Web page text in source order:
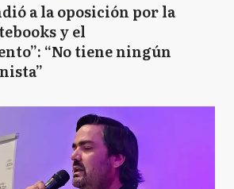
a la oposición por la
y el
“No tiene ningún